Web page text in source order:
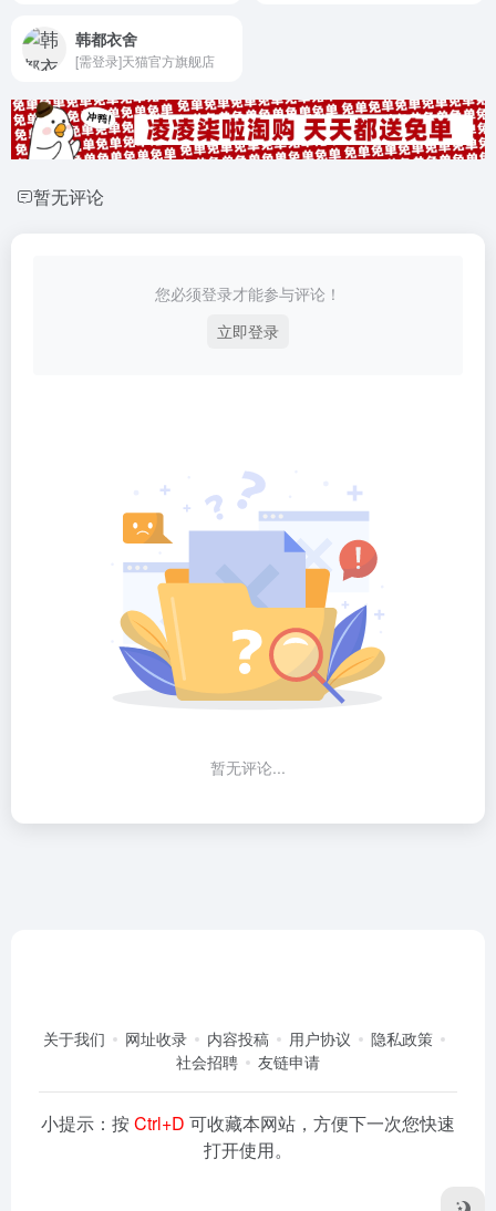
韩都衣舍
[需登录]天猫官方旗舰店
暂无评论
您必须登录才能参与评论！
立即登录
暂无评论...
关于我们 网址收录 内容投稿 用户协议
隐私政策
社会招聘
友链申请
小提示：按Ctrl+D 可收藏本网站，方便下一次您快速
打开使用。